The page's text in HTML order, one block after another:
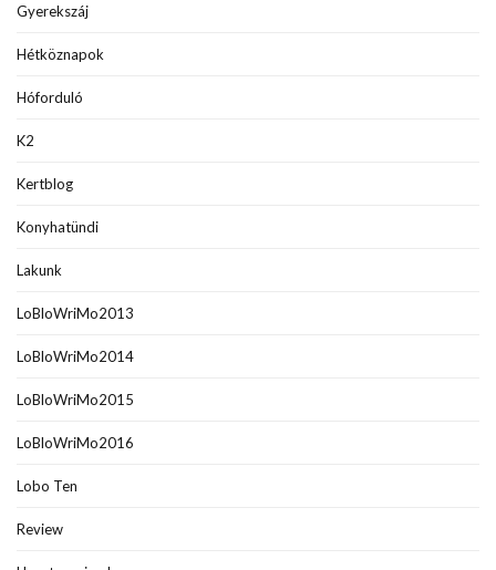
Gyerekszáj
Hétköznapok
Hóforduló
K2
Kertblog
Konyhatündi
Lakunk
LoBloWriMo2013
LoBloWriMo2014
LoBloWriMo2015
LoBloWriMo2016
Lobo Ten
Review